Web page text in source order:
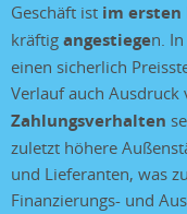
Geschäft ist im ersten
kräftig angestiegen.
einen sicherlich
Verlauf auch Ausdruck
Zahlungsverhalten
zuletzt höhere
und Lieferanten, was
Finanzierungs- und